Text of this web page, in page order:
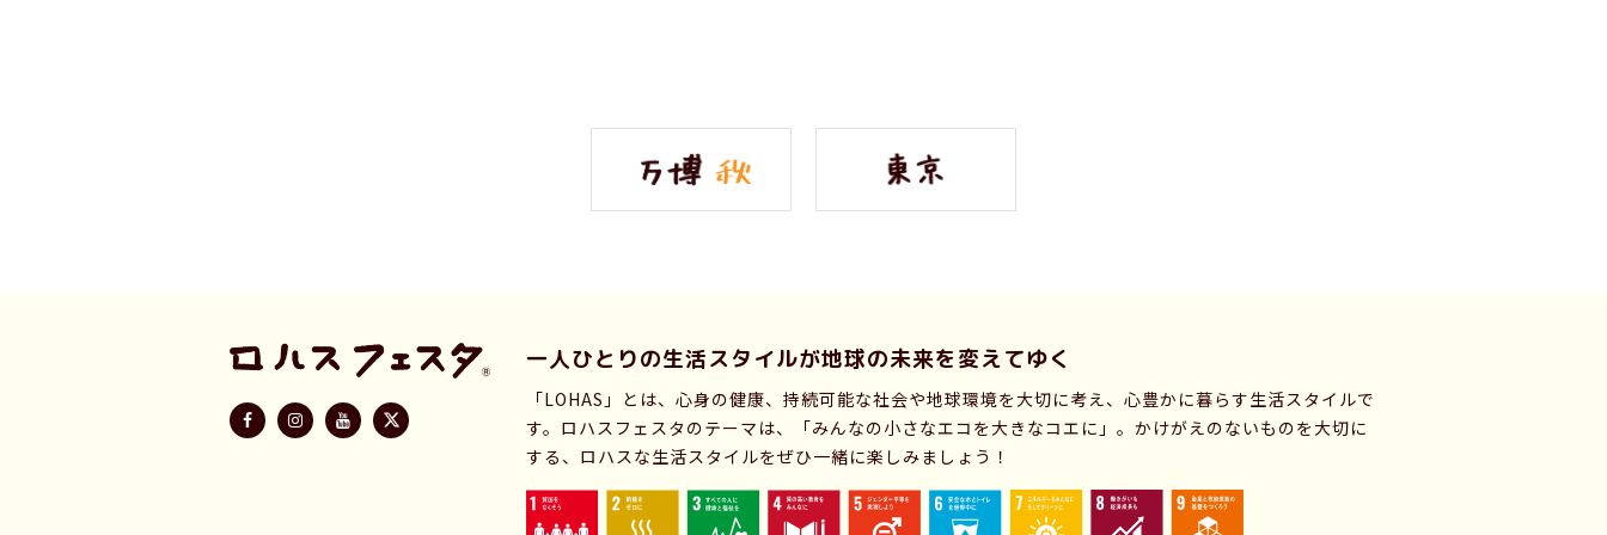
一人ひとりの生活スタイルが地球の未来を変えてゆく
「LOHAS」とは、心身の健康、持続可能な社会や地球環境を大切に考え、心豊かに暮らす生活スタイルで
す。ロハスフェスタのテーマは、「みんなの小さなエコを大きなコエに」。かけがえのないものを大切に
する、ロハスな生活スタイルをぜひ一緒に楽しみましょう！